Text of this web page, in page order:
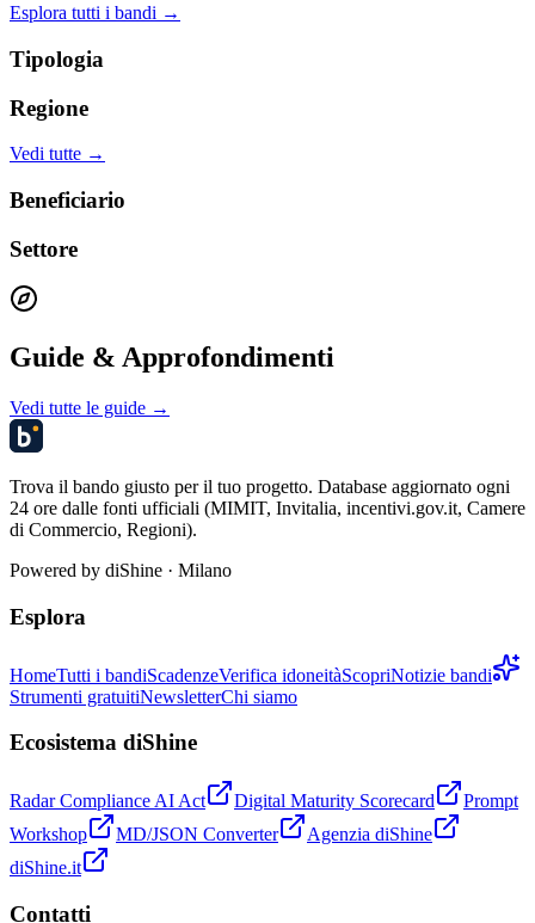
Esplora tutti i bandi →
Tipologia
Regione
Vedi tutte →
Beneficiario
Settore
Guide & Approfondimenti
Vedi tutte le guide →
Trova il bando giusto per il tuo progetto. Database aggiornato ogni
24 ore dalle fonti ufficiali (MIMIT, Invitalia, incentivi.gov.it, Camere
di Commercio, Regioni).
Powered by diShine · Milano
Esplora
HomeTutti i bandiScadenzeVerifica idoneitàScopriNotizie bandi
Strumenti gratuitiNewsletterChi siamo
Ecosistema diShine
Radar Compliance AI Act Digital Maturity Scorecard
Prompt
Workshop
MD/JSON Converter
Agenzia diShine
diShine.it
Contatti